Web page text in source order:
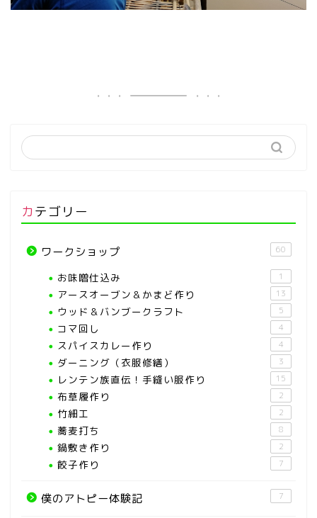
カテゴリー
ワークショップ 60
お味噌仕込み 1
アースオーブン＆かまど作り 13
ウッド＆バンブークラフト 5
コマ回し 4
スパイスカレー作り 4
ダーニング（衣服修繕） 3
レンテン族直伝！手縫い服作り 15
布草履作り 2
竹細工 2
蕎麦打ち 8
鍋敷き作り 2
餃子作り 7
僕のアトピー体験記 7